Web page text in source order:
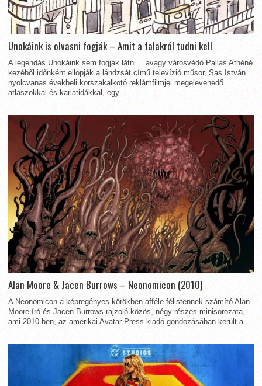
Unokáink is olvasni fogják – Amit a falakról tudni kell
A legendás Unokáink sem fogják látni… avagy városvédő Pallas Athéné
kezéből időnként ellopják a lándzsát című televízió műsor, Sas István
nyolcvanas évekbeli korszakalkotó reklámfilmjei megelevenedő
atlaszokkal és kariatidákkal, egy...
Alan Moore & Jacen Burrows – Neonomicon (2010)
A Neonomicon a képregényes körökben afféle félistennek számító Alan
Moore író és Jacen Burrows rajzoló közös, négy részes minisorozata,
ami 2010-ben, az amerikai Avatar Press kiadó gondozásában került a...